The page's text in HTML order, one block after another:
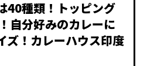
40種類！トッピング
自分好みのカレーに
ズ！カレーハウス印度